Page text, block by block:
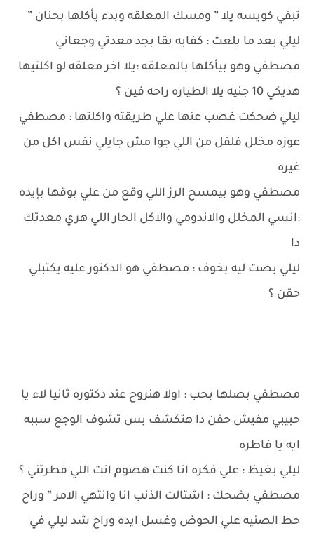
تبقي كويسه يلا ” ومسك المعلقه وبدء يأكلها بحنان ”
ليلي بعد ما بلعت : كفايه بقا بجد معدتي وجعاني
مصطفي وهو بيأكلها بالمعلقه :يلا اخر معلقه لو اكلتيها
هديكي 10 جنيه يلا الطياره راحه فين ؟
ليلي ضحكت غصب عنها علي طريقته واكلتها : مصطفي
عوزه مخلل فلفل من اللي جوا مش جايلي نفس اكل من
غيره
مصطفي وهو بيمسح الرز اللي وقع من علي بوقها بإيده
:انسي المخلل والاندومي والاكل الحار اللي هري معدتك
دا
ليلي بصت ليه بخوف : مصطفي هو الدكتور عليه يكتبلي
حقن ؟
مصطفي بصلها بحب : اولا هنروح عند دكتوره ثانيا لاء يا
حبيبي مفيش حقن دا هتكشف بس تشوف الوجع سببه
ايه يا فاطره
ليلي بغيظ : علي فكره انا كنت هصوم انت اللي فطرتني ؟
مصطفي بضحك : اشتالت الذنب انا وانتهي الامر ” وراح
حط الصنيه علي الحوض وغسل ايده وراح شد ليلي في